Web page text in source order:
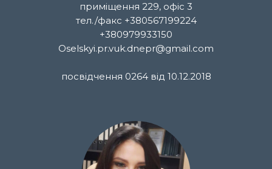
приміщення 229, офіс 3
тел./факс +380567199224
+380979933150
Oselskyi.pr.vuk.dnepr@gmail.com
посвідчення 0264 від 10.12.2018